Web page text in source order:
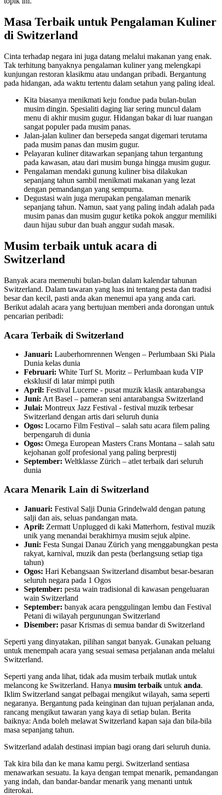
Masa Terbaik untuk Pengalaman Kuliner
di Switzerland
Cinta terhadap negara ini juga datang melalui makanan yang enak.
Tak terhitung banyaknya pengalaman kuliner yang melengkapi
kunjungan restoran klasikmu atau undangan pribadi. Bergantung
pada hidangan, ada waktu tertentu dalam setahun yang paling ideal.
Kita biasanya menikmati keju fondue pada bulan-bulan
musim dingin. Spesialiti daging liar sering muncul dalam
menu di akhir musim gugur. Hidangan bakar di luar ruangan
sangat populer pada musim panas.
Jalan-jalan kuliner dan bersepeda sangat digemari terutama
pada musim panas dan musim gugur.
Pelayaran kuliner ditawarkan sepanjang tahun tergantung
pada kawasan, atau dari musim bunga hingga musim gugur.
Pengalaman mendaki gunung kuliner bisa dilakukan
sepanjang tahun sambil menikmati makanan yang lezat
dengan pemandangan yang sempurna.
Degustasi wain juga merupakan pengalaman menarik
sepanjang tahun. Namun, saat yang paling indah adalah pada
musim panas dan musim gugur ketika pokok anggur memiliki
daun hijau subur dan buah anggur sudah masak.
Musim terbaik untuk acara di
Switzerland
Banyak acara memenuhi bulan-bulan dalam kalendar tahunan
Switzerland. Dalam tawaran yang luas ini tentang pesta dan tradisi
besar dan kecil, pasti anda akan menemui apa yang anda cari.
Berikut adalah acara yang bertujuan memberi anda dorongan untuk
pencarian peribadi:
Acara Terbaik di Switzerland
Januari: Lauberhornrennen Wengen – Perlumbaan Ski Piala
Dunia kelas dunia
Februari: White Turf St. Moritz – Perlumbaan kuda VIP
eksklusif di latar mimpi putih
April: Festival Lucerne - pusat muzik klasik antarabangsa
Juni: Art Basel – pameran seni antarabangsa Switzerland
Julai: Montreux Jazz Festival - festival muzik terbesar
Switzerland dengan artis dari seluruh dunia
Ogos: Locarno Film Festival – salah satu acara filem paling
berpengaruh di dunia
Ogos: Omega European Masters Crans Montana – salah satu
kejohanan golf profesional yang paling berprestij
September: Weltklasse Zürich – atlet terbaik dari seluruh
dunia
Acara Menarik Lain di Switzerland
Januari: Festival Salji Dunia Grindelwald dengan patung
salji dan ais, seluas pandangan mata.
April: Zermatt Unplugged di kaki Matterhorn, festival muzik
unik yang menandai berakhirnya musim sejuk alpine.
Juni: Festa Sungai Danau Zürich yang menggabungkan pesta
rakyat, karnival, muzik dan pesta (berlangsung setiap tiga
tahun)
Ogos: Hari Kebangsaan Switzerland disambut besar-besaran
seluruh negara pada 1 Ogos
September: pesta wain tradisional di kawasan pengeluaran
wain Switzerland
September: banyak acara penggulingan lembu dan Festival
Petani di wilayah pergunungan Switzerland
Disember: pasar Krismas di semua bandar di Switzerland
Seperti yang dinyatakan, pilihan sangat banyak. Gunakan peluang
untuk menempah acara yang sesuai semasa perjalanan anda melalui
Switzerland.
Seperti yang anda lihat, tidak ada musim terbaik mutlak untuk
melancong ke Switzerland. Hanya musim terbaik untuk anda.
Iklim Switzerland sangat pelbagai mengikut wilayah, sama seperti
negaranya. Bergantung pada keinginan dan tujuan perjalanan anda,
rancang mengikut tawaran yang kaya di setiap bulan. Berita
baiknya: Anda boleh melawat Switzerland kapan saja dan bila-bila
masa sepanjang tahun.
Switzerland adalah destinasi impian bagi orang dari seluruh dunia.
Tak kira bila dan ke mana kamu pergi. Switzerland sentiasa
menawarkan sesuatu. Ia kaya dengan tempat menarik, pemandangan
yang indah, dan bandar-bandar menarik yang menanti untuk
diterokai.